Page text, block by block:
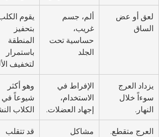
لعق أو عض
الساق
ألم، جسم
غريب،
حساسية تحت
الجلد
يقوم
بتحفيز
المنطقة
باستمرار
لتخفيف
يزداد العرج
سوءاً خلال
النهار.
الإفراط في
الاستخدام،
إجهاد العضلات.
وهو أكثر
شيوعاً في
الكلاب
العرج متقطع.
مشاكل
قد تتقلب